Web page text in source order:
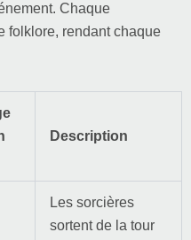
Chaque
folklore, rendant chaque
Description
Les sorcières
sortent de la tour